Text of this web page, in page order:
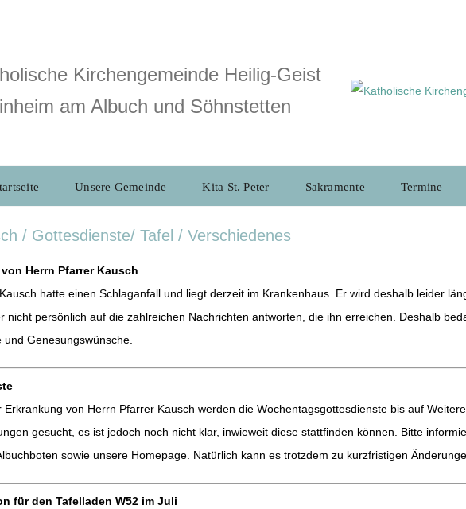
Kirchengemeinde Heilig-Geist
am Albuch und Söhnstetten
Unsere Gemeinde Kita St. Peter Sakramente Termine
/ Gottesdienste/ Tafel / Verschiedenes
Herrn Pfarrer Kausch
hatte einen Schlaganfall und liegt derzeit im Krankenhaus. Er wird deshalb leider
nicht persönlich auf die zahlreichen Nachrichten antworten, die ihn erreichen. Deshalb
und Genesungswünsche.
Erkrankung von Herrn Pfarrer Kausch werden die Wochentagsgottesdienste bis auf
gesucht, es ist jedoch noch nicht klar, inwieweit diese stattfinden können. Bitte
sowie unsere Homepage. Natürlich kann es trotzdem zu kurzfristigen
für den Tafelladen W52 im Juli